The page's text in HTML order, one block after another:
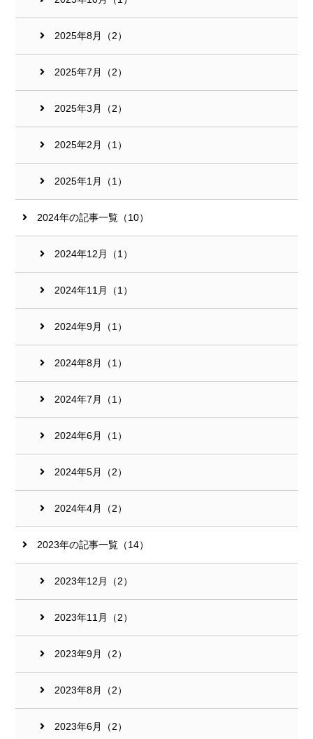
2025年8月（2）
2025年7月（2）
2025年3月（2）
2025年2月（1）
2025年1月（1）
2024年の記事一覧（10）
2024年12月（1）
2024年11月（1）
2024年9月（1）
2024年8月（1）
2024年7月（1）
2024年6月（1）
2024年5月（2）
2024年4月（2）
2023年の記事一覧（14）
2023年12月（2）
2023年11月（2）
2023年9月（2）
2023年8月（2）
2023年6月（2）